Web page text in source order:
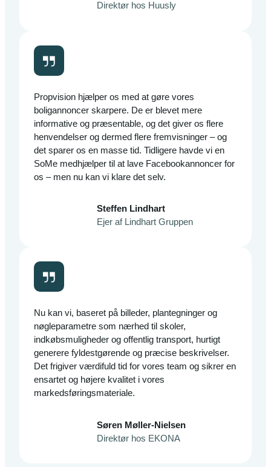
Direktør hos Huusly
Propvision hjælper os med at gøre vores
boligannoncer skarpere. De er blevet mere
informative og præsentable, og det giver os flere
henvendelser og dermed flere fremvisninger – og
det sparer os en masse tid. Tidligere havde vi en
SoMe medhjælper til at lave Facebookannoncer for
os – men nu kan vi klare det selv.
Steffen Lindhart
Ejer af Lindhart Gruppen
Nu kan vi, baseret på billeder, plantegninger og
nøgleparametre som nærhed til skoler,
indkøbsmuligheder og offentlig transport, hurtigt
generere fyldestgørende og præcise beskrivelser.
Det frigiver værdifuld tid for vores team og sikrer en
ensartet og højere kvalitet i vores
markedsføringsmateriale.
Søren Møller-Nielsen
Direktør hos EKONA